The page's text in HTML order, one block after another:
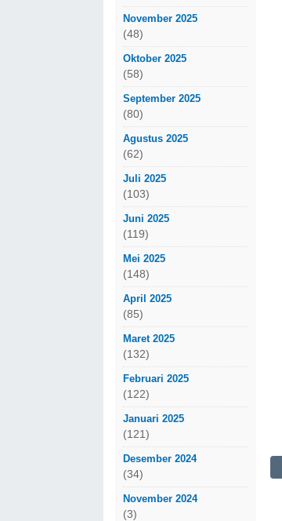
November 2025
(48)
Oktober 2025
(58)
September 2025
(80)
Agustus 2025
(62)
Juli 2025
(103)
Juni 2025
(119)
Mei 2025
(148)
April 2025
(85)
Maret 2025
(132)
Februari 2025
(122)
Januari 2025
(121)
Desember 2024
(34)
November 2024
(3)